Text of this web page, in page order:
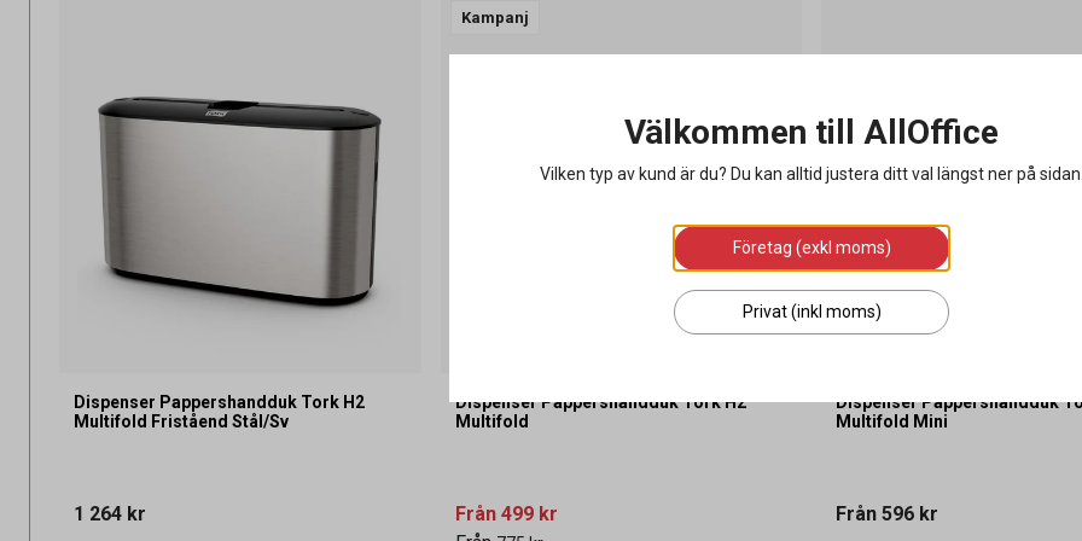
Dispenser Pappershandduk Tork H2
Multifold Friståend Stål/Sv
1 264 kr
Kampanj
Dispenser Pappershandduk Tork H2
Multifold
Från 499 kr
Dispenser Pappershandduk
Multifold Mini
Från 596 kr
Välkommen till AllOffice
Vilken typ av kund är du? Du kan alltid justera ditt val längst ner på sidan.
Företag (exkl moms)
Privat (inkl moms)